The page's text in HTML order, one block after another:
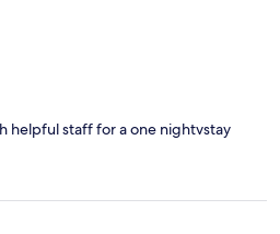
helpful staff for a one nightvstay